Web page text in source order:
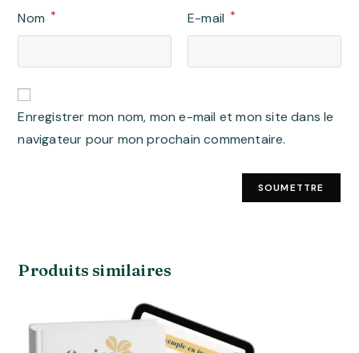
Nom * E-mail *
Enregistrer mon nom, mon e-mail et mon site dans le
navigateur pour mon prochain commentaire.
Produits similaires